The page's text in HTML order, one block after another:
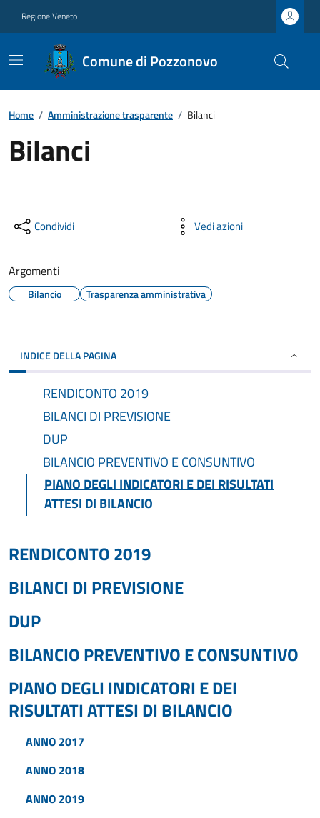
Regione Veneto
Comune di Pozzonovo
Home / Amministrazione trasparente / Bilanci
Bilanci
Condividi Vedi azioni
Argomenti
Bilancio Trasparenza amministrativa
INDICE DELLA PAGINA
RENDICONTO 2019
BILANCI DI PREVISIONE
DUP
BILANCIO PREVENTIVO E CONSUNTIVO
PIANO DEGLI INDICATORI E DEI RISULTATI
ATTESI DI BILANCIO
RENDICONTO 2019
BILANCI DI PREVISIONE
DUP
BILANCIO PREVENTIVO E CONSUNTIVO
PIANO DEGLI INDICATORI E DEI
RISULTATI ATTESI DI BILANCIO
ANNO 2017
ANNO 2018
ANNO 2019